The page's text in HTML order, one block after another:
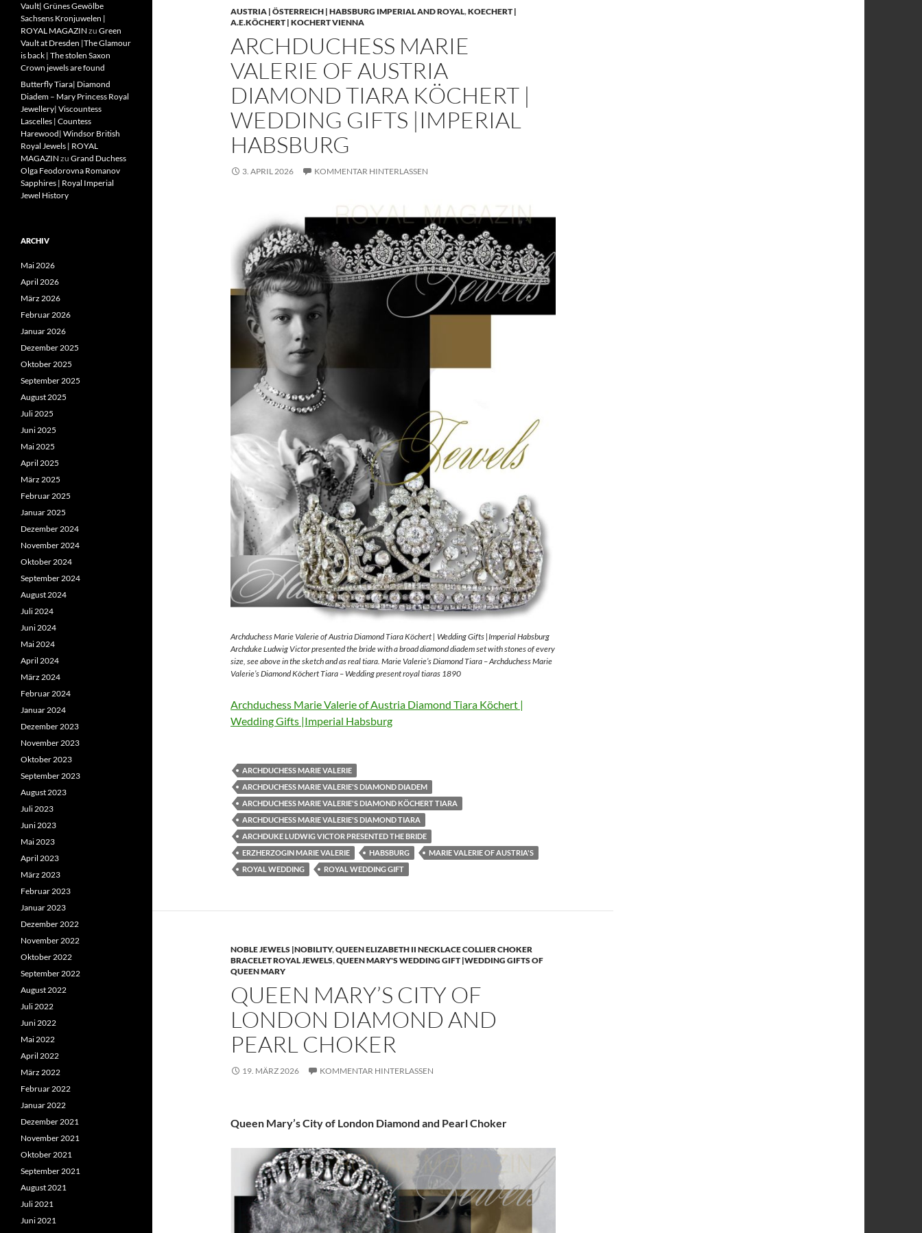
AUSTRIA | ÖSTERREICH | HABSBURG IMPERIAL AND ROYAL,KOECHERT |
A.E.KÖCHERT | KOCHERT VIENNA
ARCHDUCHESS MARIE
VALERIE OF AUSTRIA
DIAMOND TIARA KÖCHERT |
WEDDING GIFTS |IMPERIAL
HABSBURG
3. APRIL 2026 KOMMENTAR HINTERLASSEN
Archduchess Marie Valerie of Austria Diamond Tiara Köchert | Wedding Gifts |Imperial Habsburg
Archduke Ludwig Victor presented the bride with a broad diamond diadem set with stones of every
size, see above in the sketch and as real tiara. Marie Valerie’s Diamond Tiara – Archduchess Marie
Valerie’s Diamond Köchert Tiara – Wedding present royal tiaras 1890
Archduchess Marie Valerie of Austria Diamond Tiara Köchert |
Wedding Gifts |Imperial Habsburg
ARCHDUCHESS MARIE VALERIE
ARCHDUCHESS MARIE VALERIE'S DIAMOND DIADEM
ARCHDUCHESS MARIE VALERIE'S DIAMOND KÖCHERT TIARA
ARCHDUCHESS MARIE VALERIE'S DIAMOND TIARA
ARCHDUKE LUDWIG VICTOR PRESENTED THE BRIDE
ERZHERZOGIN MARIE VALERIE
HABSBURG
MARIE VALERIE OF AUSTRIA'S
ROYAL WEDDING
ROYAL WEDDING GIFT
NOBLE JEWELS |NOBILITY,QUEEN ELIZABETH II NECKLACE COLLIER CHOKER
BRACELET ROYAL JEWELS,QUEEN MARY'S WEDDING GIFT |WEDDING GIFTS OF
QUEEN MARY
QUEEN MARY’S CITY OF
LONDON DIAMOND AND
PEARL CHOKER
19. MÄRZ 2026 KOMMENTAR HINTERLASSEN
Queen Mary’s City of London Diamond and Pearl Choker
Vault| Grünes Gewölbe
Sachsens Kronjuwelen |
ROYAL MAGAZIN zu Green
Vault at Dresden |The Glamour
is back | The stolen Saxon
Crown jewels are found
Butterfly Tiara| Diamond
Diadem – Mary Princess Royal
Jewellery| Viscountess
Lascelles | Countess
Harewood| Windsor British
Royal Jewels | ROYAL
MAGAZIN zu Grand Duchess
Olga Feodorovna Romanov
Sapphires | Royal Imperial
Jewel History
ARCHIV
Mai 2026
April 2026
März 2026
Februar 2026
Januar 2026
Dezember 2025
Oktober 2025
September 2025
August 2025
Juli 2025
Juni 2025
Mai 2025
April 2025
März 2025
Februar 2025
Januar 2025
Dezember 2024
November 2024
Oktober 2024
September 2024
August 2024
Juli 2024
Juni 2024
Mai 2024
April 2024
März 2024
Februar 2024
Januar 2024
Dezember 2023
November 2023
Oktober 2023
September 2023
August 2023
Juli 2023
Juni 2023
Mai 2023
April 2023
März 2023
Februar 2023
Januar 2023
Dezember 2022
November 2022
Oktober 2022
September 2022
August 2022
Juli 2022
Juni 2022
Mai 2022
April 2022
März 2022
Februar 2022
Januar 2022
Dezember 2021
November 2021
Oktober 2021
September 2021
August 2021
Juli 2021
Juni 2021